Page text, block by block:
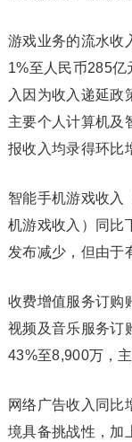
游戏业务的流水收
1%至人民币285亿
入因为收入递延政
主要个人计算机及
报收入均录得环比
智能手机游戏收入
机游戏收入）同比
发布减少，但由于
收费增值服务订购
视频及音乐服务订
43%至8,900万，
网络广告收入同比
境具备挑战性，加